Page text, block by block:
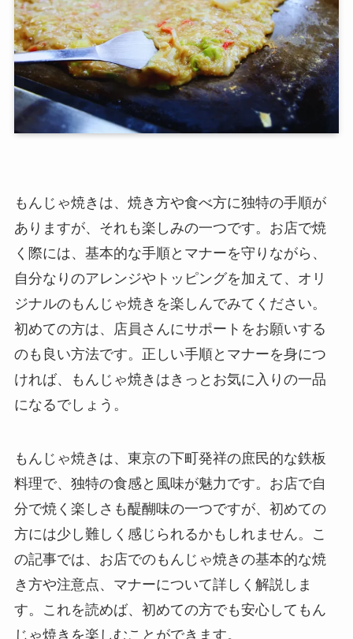
もんじゃ焼きは、焼き方や食べ方に独特の手順が
ありますが、それも楽しみの一つです。お店で焼
く際には、基本的な手順とマナーを守りながら、
自分なりのアレンジやトッピングを加えて、オリ
ジナルのもんじゃ焼きを楽しんでみてください。
初めての方は、店員さんにサポートをお願いする
のも良い方法です。正しい手順とマナーを身につ
ければ、もんじゃ焼きはきっとお気に入りの一品
になるでしょう。
もんじゃ焼きは、東京の下町発祥の庶民的な鉄板
料理で、独特の食感と風味が魅力です。お店で自
分で焼く楽しさも醍醐味の一つですが、初めての
方には少し難しく感じられるかもしれません。こ
の記事では、お店でのもんじゃ焼きの基本的な焼
き方や注意点、マナーについて詳しく解説しま
す。これを読めば、初めての方でも安心してもん
じゃ焼きを楽しむことができます。